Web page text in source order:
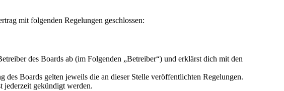
mit folgenden Regelungen geschlossen:
des Boards ab (im Folgenden „Betreiber“) und erklärst dich mit den
Boards gelten jeweils die an dieser Stelle veröffentlichten Regelungen.
jederzeit gekündigt werden.